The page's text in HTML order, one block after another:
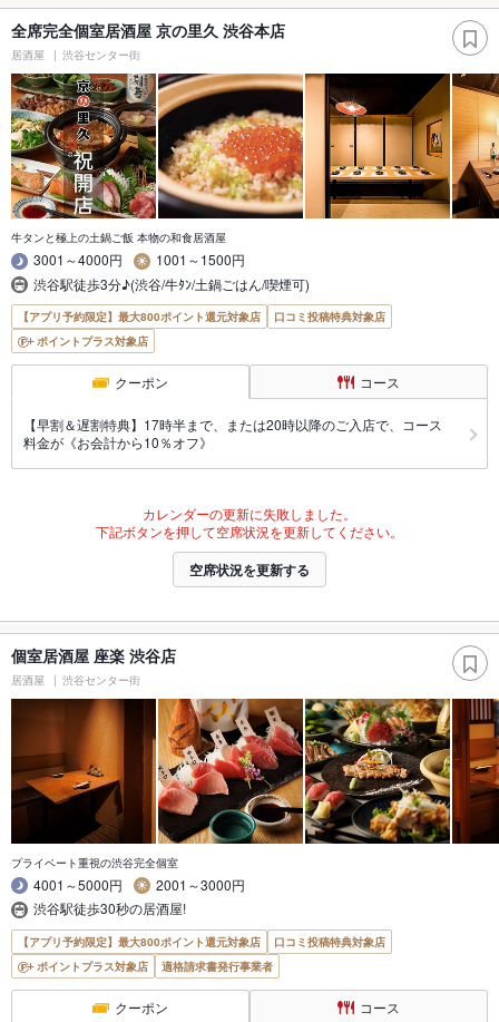
全席完全個室居酒屋 京の里久 渋谷本店
居酒屋 渋谷センター街
牛タンと極上の土鍋ご飯 本物の和食居酒屋
3001～4000円
1001～1500円
渋谷駅徒歩3分♪(渋谷/牛ﾀﾝ/土鍋ごはん/喫煙可)
【アプリ予約限定】最大800ポイント還元対象店
口コミ投稿特典対象店
ポイントプラス対象店
クーポン コース
【早割＆遅割特典】17時半まで、または20時以降のご入店で、コース
料金が《お会計から10％オフ》
カレンダーの更新に失敗しました。
下記ボタンを押して空席状況を更新してください。
空席状況を更新する
個室居酒屋 座楽 渋谷店
居酒屋 渋谷センター街
プライベート重視の渋谷完全個室
4001～5000円
2001～3000円
渋谷駅徒歩30秒の居酒屋!
【アプリ予約限定】最大800ポイント還元対象店
口コミ投稿特典対象店
ポイントプラス対象店
適格請求書発行事業者
クーポン コース